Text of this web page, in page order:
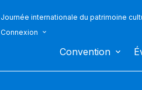
Journée internationale du patrimoine
Connexion
Convention